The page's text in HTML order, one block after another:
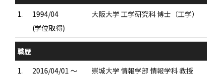
1.
1994/04
(学位取得)
大阪大学 工学研究科 博士（工学）
職歴
1.
2016/04/01 ～ 崇城大学 情報学部 情報学科 教授